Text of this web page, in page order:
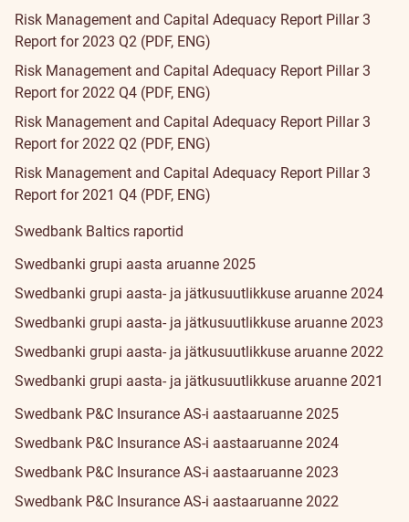
Risk Management and Capital Adequacy Report Pillar 3
Report for 2023 Q2 (PDF, ENG)
Risk Management and Capital Adequacy Report Pillar 3
Report for 2022 Q4 (PDF, ENG)
Risk Management and Capital Adequacy Report Pillar 3
Report for 2022 Q2 (PDF, ENG)
Risk Management and Capital Adequacy Report Pillar 3
Report for 2021 Q4 (PDF, ENG)
Swedbank Baltics raportid
Swedbanki grupi aasta aruanne 2025
Swedbanki grupi aasta- ja jätkusuutlikkuse aruanne 2024
Swedbanki grupi aasta- ja jätkusuutlikkuse aruanne 2023
Swedbanki grupi aasta- ja jätkusuutlikkuse aruanne 2022
Swedbanki grupi aasta- ja jätkusuutlikkuse aruanne 2021
Swedbank P&C Insurance AS-i aastaaruanne 2025
Swedbank P&C Insurance AS-i aastaaruanne 2024
Swedbank P&C Insurance AS-i aastaaruanne 2023
Swedbank P&C Insurance AS-i aastaaruanne 2022